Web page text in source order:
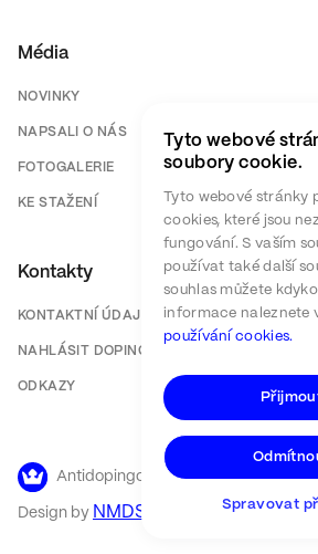
Média
NOVINKY
NAPSALI O NÁS
FOTOGALERIE
KE STAŽENÍ
Kontakty
KONTAKTNÍ ÚDAJE
NAHLÁSIT DOPING
ODKAZY
Antidopingový výbor ČR ©2026
Design by NMDS
Tyto webové
soubory cookie.
Tyto webové stránky
cookies, které jsou
fungování. S vaším
používat také další
souhlas můžete
informace naleznete
používání cookies.
Spravovat